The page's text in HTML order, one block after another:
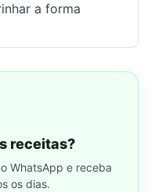
a forma
receitas?
WhatsApp e receba
os dias.